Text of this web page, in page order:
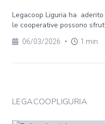
Legacoop Liguria ha
le cooperative possono
06/03/2026 • 1 min
LEGACOOPLIGURIA